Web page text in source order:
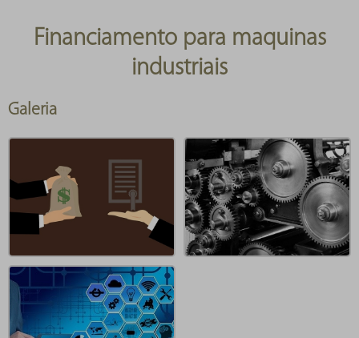
Financiamento para maquinas
industriais
Galeria